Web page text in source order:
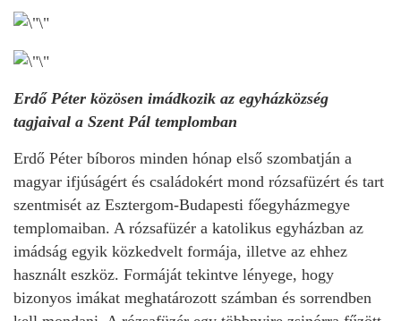
Erdő Péter közösen imádkozik az egyházközség
tagjaival a Szent Pál templomban
Erdő Péter bíboros minden hónap első szombatján a
magyar ifjúságért és családokért mond rózsafüzért és tart
szentmisét az Esztergom-Budapesti főegyházmegye
templomaiban. A rózsafüzér a katolikus egyházban az
imádság egyik közkedvelt formája, illetve az ehhez
használt eszköz. Formáját tekintve lényege, hogy
bizonyos imákat meghatározott számban és sorrendben